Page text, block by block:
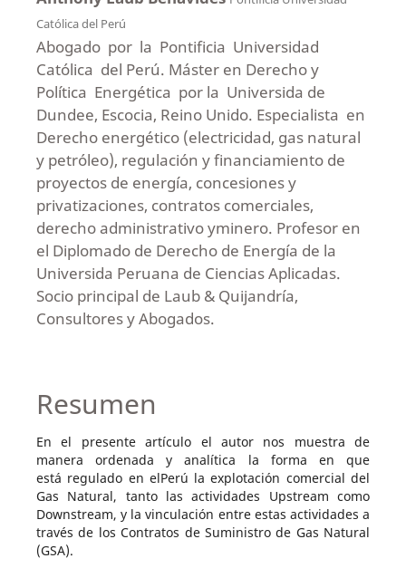
Católica del Perú
Abogado por la Pontificia Universidad
Católica del Perú. Máster en Derecho y
Política Energética por la Universida de
Dundee, Escocia, Reino Unido. Especialista en
Derecho energético (electricidad, gas natural
y petróleo), regulación y financiamiento de
proyectos de energía, concesiones y
privatizaciones, contratos comerciales,
derecho administrativo yminero. Profesor en
el Diplomado de Derecho de Energía de la
Universida Peruana de Ciencias Aplicadas.
Socio principal de Laub & Quijandría,
Consultores y Abogados.
Resumen
En el presente artículo el autor nos muestra de
manera ordenada y analítica la forma en que
está regulado en elPerú la explotación comercial del
Gas Natural, tanto las actividades Upstream como
Downstream, y la vinculación entre estas actividades a
través de los Contratos de Suministro de Gas Natural
(GSA).